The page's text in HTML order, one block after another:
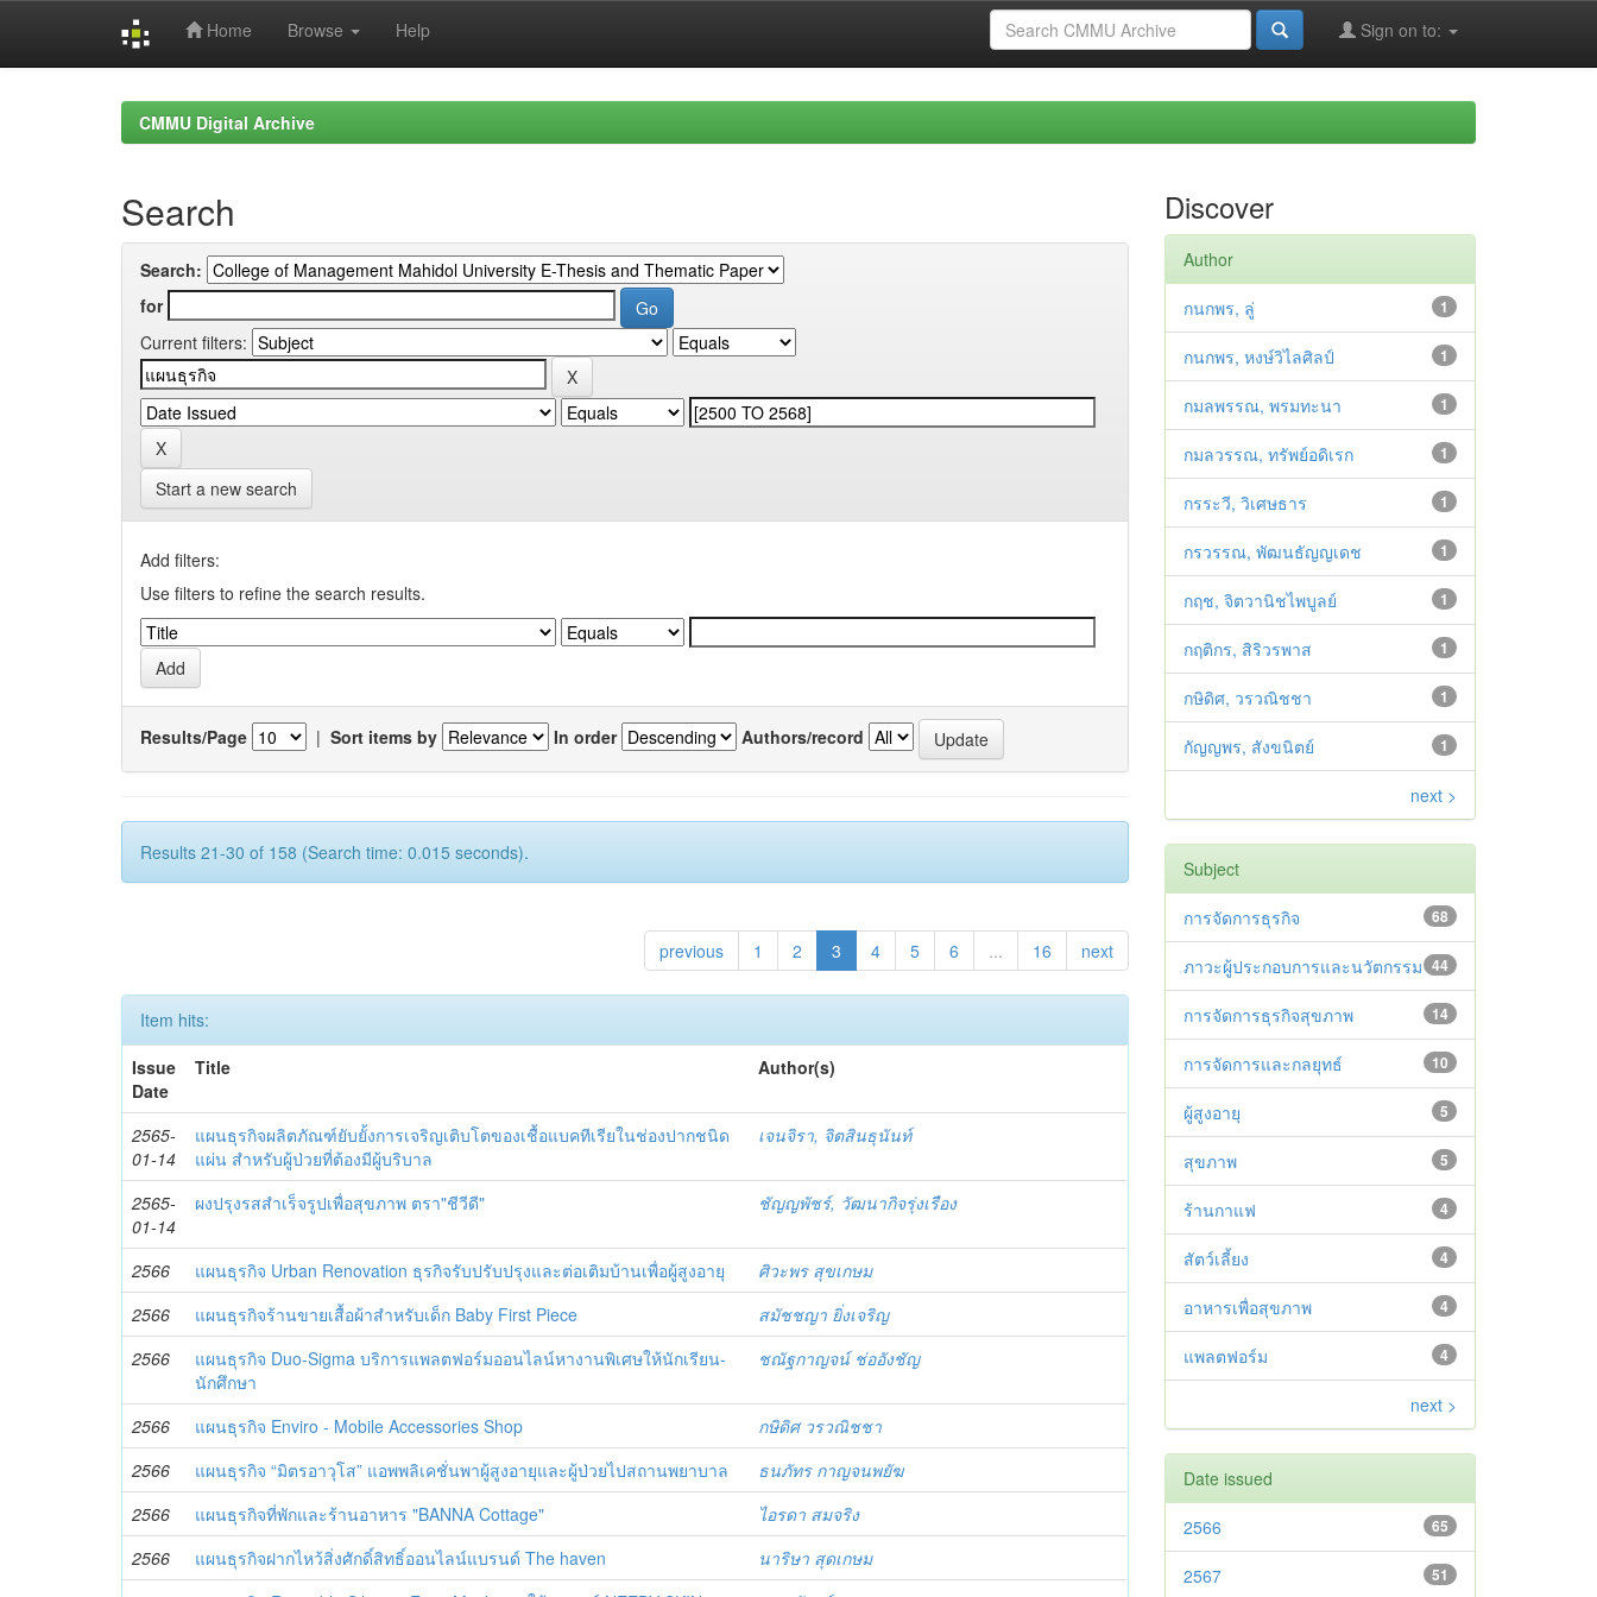
Home Browse Help Sign on to:
CMMU Digital Archive
Search
Search:
for
Current filters:
Start a new search
Add filters:
Use filters to refine the search results.
Results/Page | Sort items by In order Authors/record
Results 21-30 of 158 (Search time: 0.015 seconds).
previous 1 2 3 4 5 6 ... 16 next
Item hits:
Issue
Date
Title Author(s)
2565-
01-14
แผนธุรกิจผลิตภัณฑ์ยับยั้งการเจริญเติบโตของเชื้อแบคทีเรียในช่องปากชนิด
แผ่น สำหรับผู้ป่วยที่ต้องมีผู้บริบาล
เจนจิรา, จิตสินธุนันท์
2565-
01-14
ผงปรุงรสสำเร็จรูปเพื่อสุขภาพ ตรา"ชีวีดี" ชัญญพัชร์, วัฒนากิจรุ่งเรือง
2566 แผนธุรกิจ Urban Renovation ธุรกิจรับปรับปรุงและต่อเติมบ้านเพื่อผู้สูงอายุ
ศิวะพร สุขเกษม
2566
แผนธุรกิจร้านขายเสื้อผ้าสำหรับเด็ก Baby First Piece
สมัชชญา ยิ่งเจริญ
2566
แผนธุรกิจ Duo-Sigma บริการแพลตฟอร์มออนไลน์หางานพิเศษให้นักเรียน-
นักศึกษา
ชณัฐกาญจน์ ช่ออังชัญ
2566 แผนธุรกิจ Enviro - Mobile Accessories Shop
กษิดิศ วรวณิชชา
2566
แผนธุรกิจ “มิตรอาวุโส” แอพพลิเคชั่นพาผู้สูงอายุและผู้ป่วยไปสถานพยาบาล
ธนภัทร กาญจนพยัฆ
2566
แผนธุรกิจที่พักและร้านอาหาร "BANNA Cottage"
ไอรดา สมจริง
2566
แผนธุรกิจฝากไหว้สิ่งศักดิ์สิทธิ์ออนไลน์แบรนด์ The haven
นาริษา สุดเกษม
Discover
Author
1
กนกพร, ลู่
1
กนกพร, หงษ์วิไลศิลป์
1
กมลพรรณ, พรมทะนา
1
กมลวรรณ, ทรัพย์อดิเรก
1
กรระวี, วิเศษธาร
1
กรวรรณ, พัฒนธัญญเดช
1
กฤช, จิตวานิชไพบูลย์
1
กฤติกร, สิริวรพาส
1
กษิดิศ, วรวณิชชา
1
กัญญพร, สังขนิตย์
next >
Subject
68
การจัดการธุรกิจ
44
ภาวะผู้ประกอบการและนวัตกรรม
14
การจัดการธุรกิจสุขภาพ
10
การจัดการและกลยุทธ์
5
ผู้สูงอายุ
5
สุขภาพ
4
ร้านกาแฟ
4
สัตว์เลี้ยง
4
อาหารเพื่อสุขภาพ
4
แพลตฟอร์ม
next >
Date issued
65
2566
51
2567